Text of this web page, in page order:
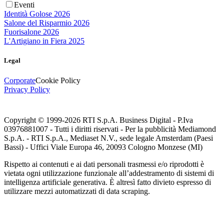
Eventi
Identità Golose 2026
Salone del Risparmio 2026
Fuorisalone 2026
L'Artigiano in Fiera 2025
Legal
CorporateCookie Policy
Privacy Policy
Copyright © 1999-2026 RTI S.p.A. Business Digital - P.Iva
03976881007 - Tutti i diritti riservati - Per la pubblicità Mediamond
S.p.A. - RTI S.p.A., Mediaset N.V., sede legale Amsterdam (Paesi
Bassi) - Uffici Viale Europa 46, 20093 Cologno Monzese (MI)
Rispetto ai contenuti e ai dati personali trasmessi e/o riprodotti è
vietata ogni utilizzazione funzionale all’addestramento di sistemi di
intelligenza artificiale generativa. È altresì fatto divieto espresso di
utilizzare mezzi automatizzati di data scraping.